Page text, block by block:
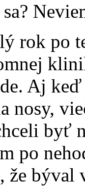
rok po
Aj
nosy,
byť
po
že býval